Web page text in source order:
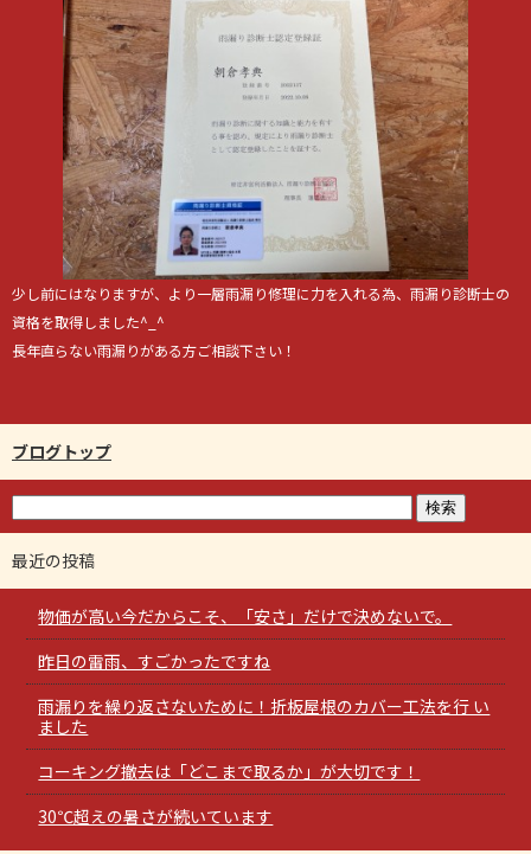
少し前にはなりますが、より一層雨漏り修理に力を入れる為、雨漏り診断士の
資格を取得しました^_^
長年直らない雨漏りがある方ご相談下さい！
ブログトップ
最近の投稿
物価が高い今だからこそ、「安さ」だけで決めないで。
昨日の雷雨、すごかったですね
雨漏りを繰り返さないために！折板屋根のカバー工法を行 い
ました
コーキング撤去は「どこまで取るか」が大切です！
30℃超えの暑さが続いています